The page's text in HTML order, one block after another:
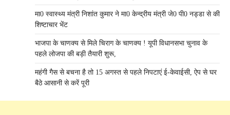
मा0 स्वास्थ्य मंत्री निशांत कुमार ने मा0 केन्द्रीय मंत्री जे0 पी0 नड्डा से की
शिष्टाचार भेंट
भाजपा के चाणक्य से मिले चिराग के चाणक्य ! यूपी विधानसभा चुनाव के
पहले लोजपा की बड़ी तैयारी शुरू,
महंगी गैस से बचना है तो 15 अगस्त से पहले निपटाएं ई-केवाईसी, ऐप से घर
बैठे आसानी से करें पूरी